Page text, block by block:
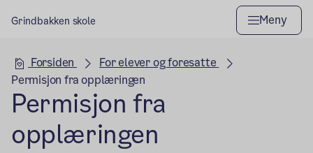
Grindbakken skole Meny
Hovedseksjon
Forsiden
For elever og foresatte
Permisjon fra opplæringen
Permisjon fra
opplæringen